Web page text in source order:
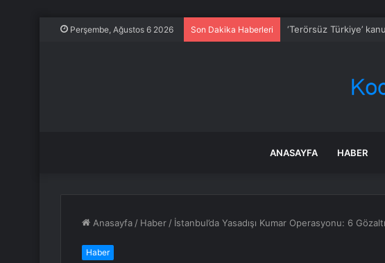
Perşembe, Ağustos 6 2026 Son Dakika Haberleri ‘Terörsüz Türkiye’
ANASAYFA HABER
Anasayfa / Haber / İstanbul’da Yasadışı Kumar Operasyonu: 6 Gözaltı
Haber